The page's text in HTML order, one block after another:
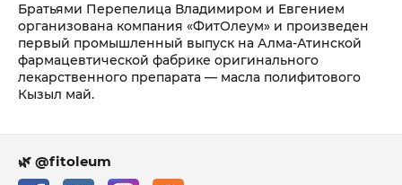
Братьями Перепелица Владимиром и Евгением
организована компания «ФитОлеум» и произведен
первый промышленный выпуск на Алма-Атинской
фармацевтической фабрике оригинального
лекарственного препарата — масла полифитового
Кызыл май.
🌿 @fitoleum